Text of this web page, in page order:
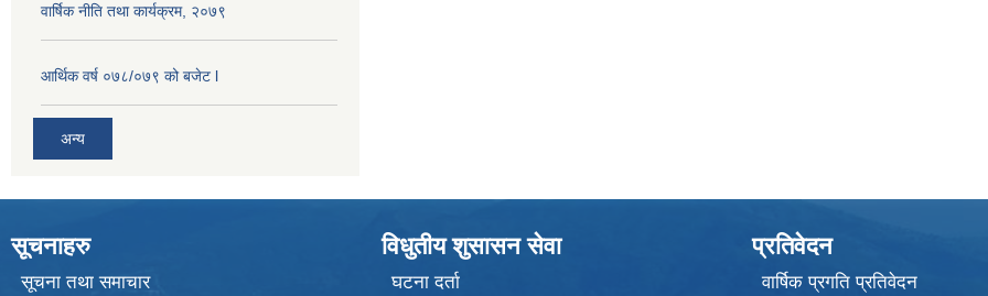
वार्षिक नीति तथा कार्यक्रम, २०७९
आर्थिक वर्ष ०७८/०७९ को बजेट l
अन्य
सूचनाहरु
सूचना तथा समाचार
विधुतीय शुसासन सेवा
घटना दर्ता
प्रतिवेदन
वार्षिक प्रगति प्रतिवेदन